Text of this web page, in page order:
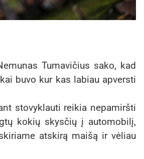
Tumavičius sako, kad
buvo kur kas labiau apversti
stovyklauti reikia nepamiršti
kokių skysčių į automobilį,
atskirą maišą ir vėliau